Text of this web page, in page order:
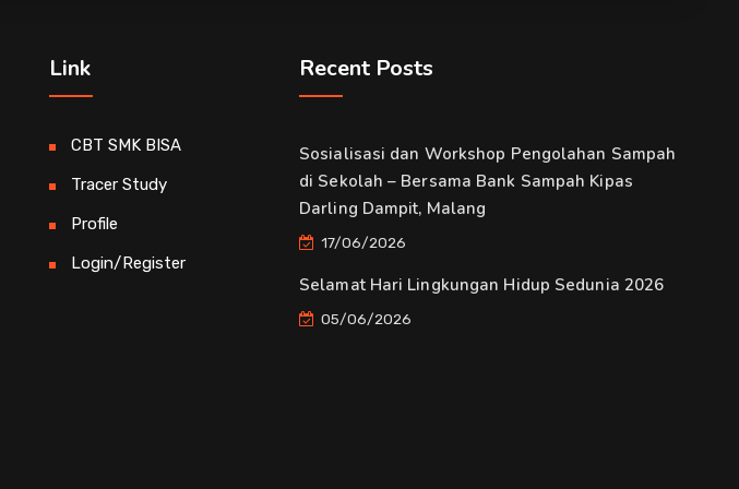
Link
CBT SMK BISA
Tracer Study
Profile
Login/Register
Recent Posts
Sosialisasi dan Workshop Pengolahan Sampah
di Sekolah – Bersama Bank Sampah Kipas
Darling Dampit, Malang
17/06/2026
Selamat Hari Lingkungan Hidup Sedunia 2026
05/06/2026